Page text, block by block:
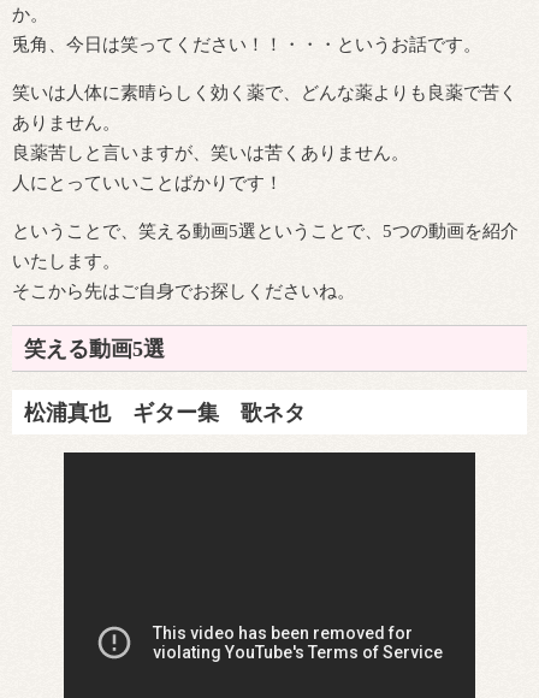
か。
兎角、今日は笑ってください！！・・・というお話です。
笑いは人体に素晴らしく効く薬で、どんな薬よりも良薬で苦く
ありません。
良薬苦しと言いますが、笑いは苦くありません。
人にとっていいことばかりです！
ということで、笑える動画5選ということで、5つの動画を紹介
いたします。
そこから先はご自身でお探しくださいね。
笑える動画5選
松浦真也 ギター集 歌ネタ